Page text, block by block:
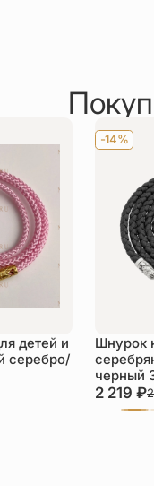
детей и
серебро/
-14%
Шнурок
черный
2 219₽